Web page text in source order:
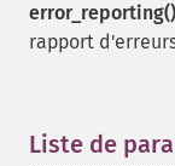
error_reporting()
rapport
Liste de